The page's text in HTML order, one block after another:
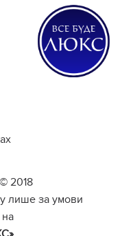
2018
лише за умови